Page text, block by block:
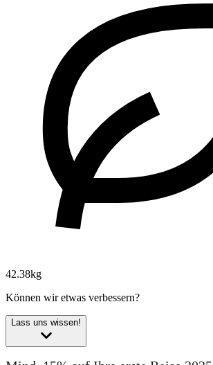
42.38kg
Können wir etwas verbessern?
Lass uns wissen!